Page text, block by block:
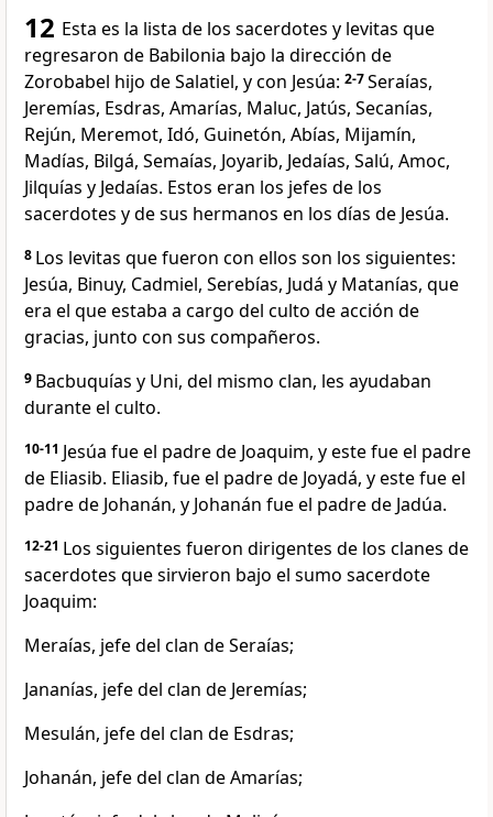
12 Esta es la lista de los sacerdotes y levitas que
regresaron de Babilonia bajo la dirección de
Zorobabel hijo de Salatiel, y con Jesúa: 2-7Seraías,
Jeremías, Esdras, Amarías, Maluc, Jatús, Secanías,
Rejún, Meremot, Idó, Guinetón, Abías, Mijamín,
Madías, Bilgá, Semaías, Joyarib, Jedaías, Salú, Amoc,
Jilquías y Jedaías. Estos eran los jefes de los
sacerdotes y de sus hermanos en los días de Jesúa.
8 Los levitas que fueron con ellos son los siguientes:
Jesúa, Binuy, Cadmiel, Serebías, Judá y Matanías, que
era el que estaba a cargo del culto de acción de
gracias, junto con sus compañeros.
9 Bacbuquías y Uni, del mismo clan, les ayudaban
durante el culto.
10-11 Jesúa fue el padre de Joaquim, y este fue el padre
de Eliasib. Eliasib, fue el padre de Joyadá, y este fue el
padre de Johanán, y Johanán fue el padre de Jadúa.
12-21 Los siguientes fueron dirigentes de los clanes de
sacerdotes que sirvieron bajo el sumo sacerdote
Joaquim:
Meraías, jefe del clan de Seraías;
Jananías, jefe del clan de Jeremías;
Mesulán, jefe del clan de Esdras;
Johanán, jefe del clan de Amarías;